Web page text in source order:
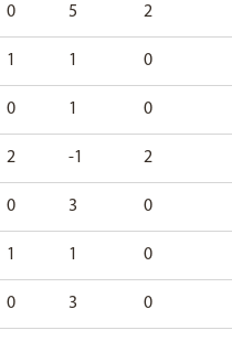
0 5 2
1 1 0
0 1 0
2 -1 2
0 3 0
1 1 0
0 3 0